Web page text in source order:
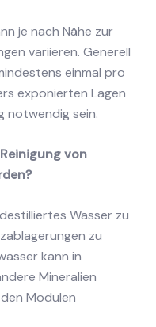
je nach Nähe zur
variieren. Generell
einmal pro
exponierten Lagen
notwendig sein.
von
Wasser zu
zu
kann in
Mineralien
Modulen